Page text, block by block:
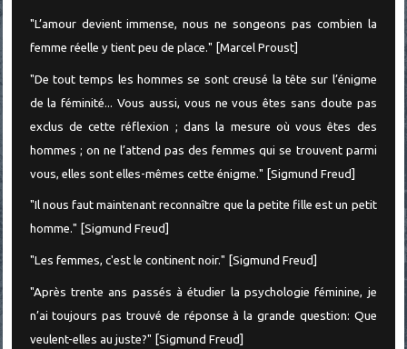
"L’amour devient immense, nous ne songeons pas combien la
femme réelle y tient peu de place." [Marcel Proust]
"De tout temps les hommes se sont creusé la tête sur l’énigme
de la féminité... Vous aussi, vous ne vous êtes sans doute pas
exclus de cette réflexion ; dans la mesure où vous êtes des
hommes ; on ne l’attend pas des femmes qui se trouvent parmi
vous, elles sont elles-mêmes cette énigme." [Sigmund Freud]
"Il nous faut maintenant reconnaître que la petite fille est un petit
homme." [Sigmund Freud]
"Les femmes, c'est le continent noir." [Sigmund Freud]
"Après trente ans passés à étudier la psychologie féminine, je
n’ai toujours pas trouvé de réponse à la grande question: Que
veulent-elles au juste?" [Sigmund Freud]